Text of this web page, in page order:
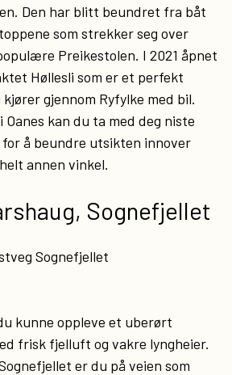
Den har blitt beundret fra båt
som strekker seg over
Preikestolen. I 2021 åpnet
Høllesli som er et perfekt
gjennom Ryfylke med bil.
kan du ta med deg niste
for å beundre utsikten innover
annen vinkel.
Sognefjellet
Sognefjellet
kunne oppleve et uberørt
frisk fjelluft og vakre lyngheier.
er du på veien som